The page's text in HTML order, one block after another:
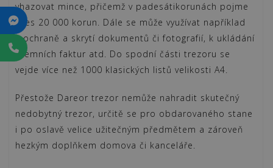
vhazovat mince, přičemž v padesátikorunách pojme
přes 20 000 korun. Dále se může využívat například
k ochraně a skrytí dokumentů či fotografií, k ukládání
firemních faktur atd. Do spodní části trezoru se
vejde více než 1000 klasických listů velikosti A4.
Přestože Dareor trezor nemůže nahradit skutečný
nedobytný trezor, určitě se pro obdarovaného stane
i po oslavě velice užitečným předmětem a zároveň
hezkým doplňkem domova či kanceláře.